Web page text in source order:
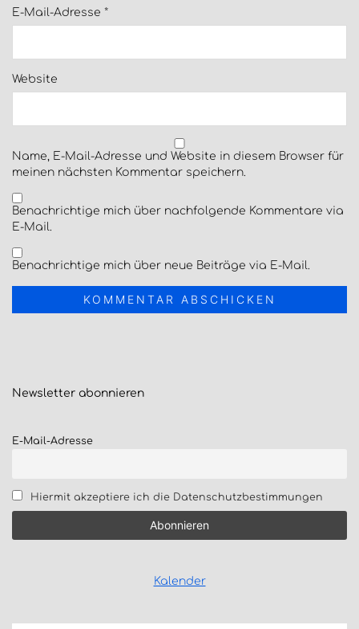
E-Mail-Adresse *
Website
Name, E-Mail-Adresse und Website in diesem Browser für
meinen nächsten Kommentar speichern.
Benachrichtige mich über nachfolgende Kommentare via
E-Mail.
Benachrichtige mich über neue Beiträge via E-Mail.
Newsletter abonnieren
E-Mail-Adresse
Hiermit akzeptiere ich die Datenschutzbestimmungen
Kalender